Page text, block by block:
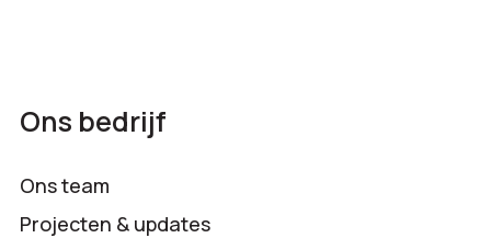
Ons bedrijf
Ons team
Projecten & updates